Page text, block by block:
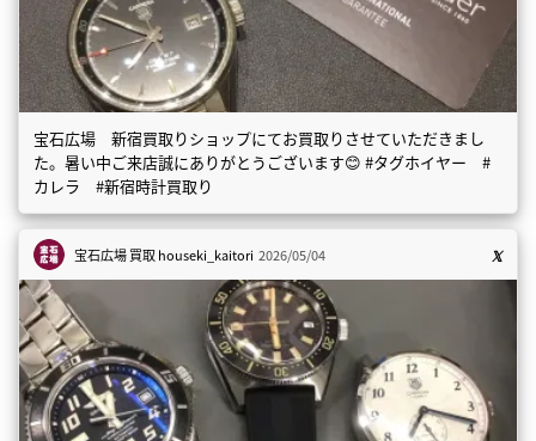
宝石広場 新宿買取りショップにてお買取りさせていただきまし
た。暑い中ご来店誠にありがとうございます😊 #タグホイヤー #
カレラ #新宿時計買取り
宝石広場 買取houseki_kaitori 2026/05/04